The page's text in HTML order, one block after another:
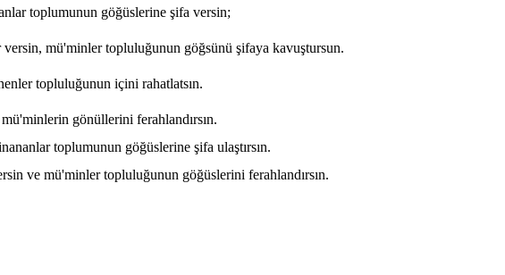
toplumunun göğüslerine şifa versin;
versin, mü'minler topluluğunun göğsünü şifaya kavuştursun.
topluluğunun içini rahatlatsın.
gönüllerini ferahlandırsın.
toplumunun göğüslerine şifa ulaştırsın.
ve mü'minler topluluğunun göğüslerini ferahlandırsın.